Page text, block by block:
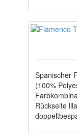
Spanischer
(100%
Rückseite